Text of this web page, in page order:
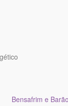
Bensafrim e